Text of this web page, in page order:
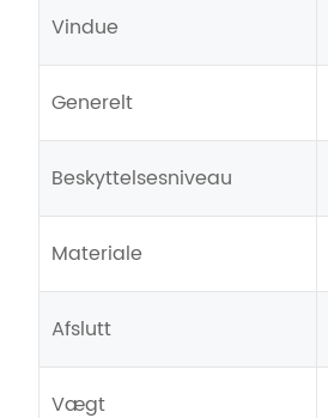
Vindue
Generelt
Beskyttelsesniveau
Materiale
Afslutt
Vægt